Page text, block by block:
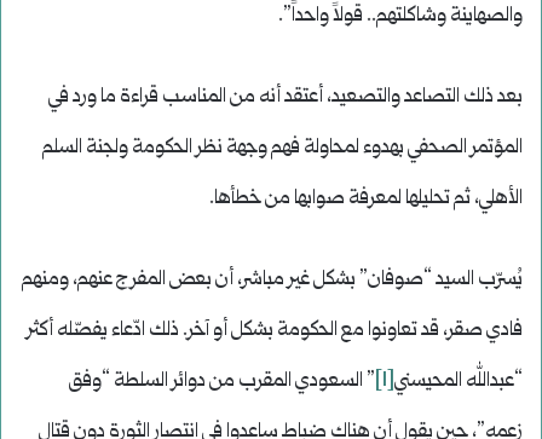
والصهاينة وشاكلتهم.. قولاً واحداً”.
بعد ذلك التصاعد والتصعيد، أعتقد أنه من المناسب قراءة ما ورد في
المؤتمر الصحفي بهدوء لمحاولة فهم وجهة نظر الحكومة ولجنة السلم
الأهلي، ثم تحليلها لمعرفة صوابها من خطأها.
يُسرّب السيد “صوفان” بشكل غير مباشر، أن بعض المفرج عنهم، ومنهم
فادي صقر، قد تعاونوا مع الحكومة بشكل أو آخر. ذلك ادّعاء يفصّله أكثر
“عبدالله المحيسني
” السعودي المقرب من دوائر السلطة “وفق
زعمه”، حين يقول أن هناك ضباط ساعدوا في انتصار الثورة دون قتال